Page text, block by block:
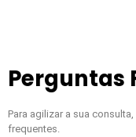
Perguntas
Para agilizar a sua
frequentes.